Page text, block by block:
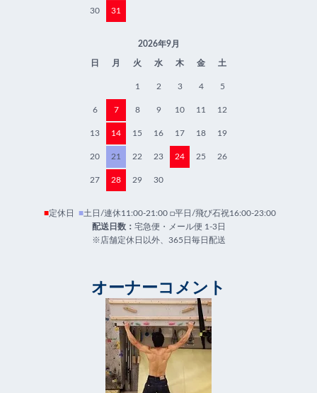
30 31
2026年9月
日 月 火 水 木 金 土
1 2 3 4 5
6 7 8 9 10 11 12
13 14 15 16 17 18 19
20 21 22 23 24 25 26
27 28 29 30
■定休日 ■土日/連休11:00-21:00 □平日/飛び石祝16:00-23:00
配送日数： 宅急便・メール便 1-3日
※店舗定休日以外、365日毎日配送
オーナーコメント